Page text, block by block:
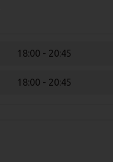
18:00 - 20:45
18:00 - 20:45